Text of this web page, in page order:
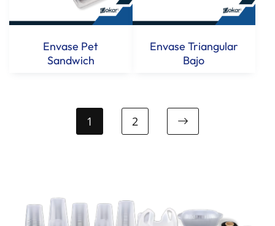
Envase Pet
Sandwich
Envase Triangular
Bajo
1 2